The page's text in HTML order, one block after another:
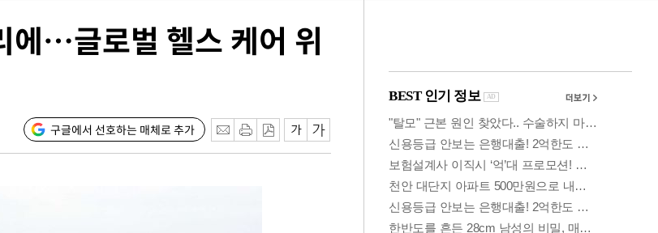
에…글로벌 헬스 케어 위
구글에서 선호하는 매체로 추가